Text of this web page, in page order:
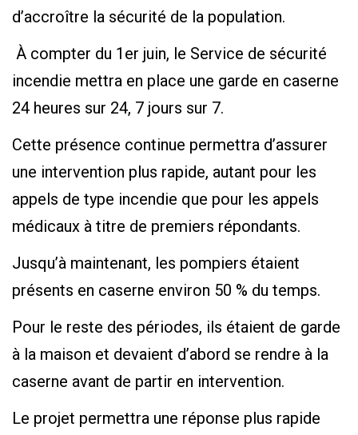
d’accroître la sécurité de la population.
À compter du 1er juin, le Service de sécurité
incendie mettra en place une garde en caserne
24 heures sur 24, 7 jours sur 7.
Cette présence continue permettra d’assurer
une intervention plus rapide, autant pour les
appels de type incendie que pour les appels
médicaux à titre de premiers répondants.
Jusqu’à maintenant, les pompiers étaient
présents en caserne environ 50 % du temps.
Pour le reste des périodes, ils étaient de garde
à la maison et devaient d’abord se rendre à la
caserne avant de partir en intervention.
Le projet permettra une réponse plus rapide